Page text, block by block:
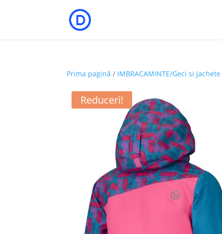
Prima pagină / IMBRACAMINTE/Geci si jachete
Reduceri!